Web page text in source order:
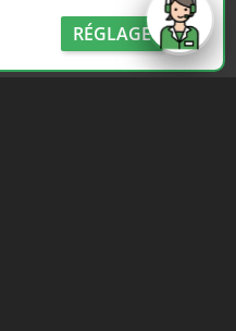
RÉGLAGE